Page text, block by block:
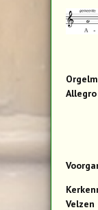
Allegro
Velzen